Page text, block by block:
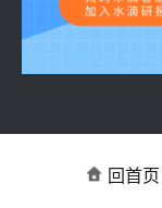
回首页